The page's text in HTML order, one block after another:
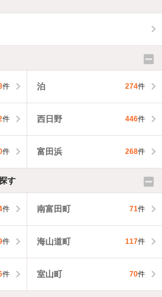
件 泊 274件
件 西日野 446件
件 富田浜 268件
す
件 南富田町 71件
件 海山道町 117件
件 室山町 70件